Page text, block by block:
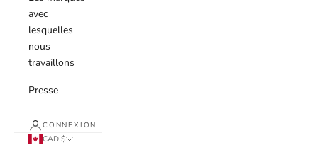
avec
lesquelles
nous
travaillons
Presse
CONNEXION
CAD $